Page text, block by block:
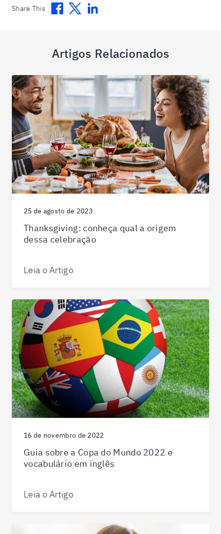
Share This Facebook
TwitterLinkedin
Artigos Relacionados
25 de agosto de 2023
Thanksgiving: conheça qual a origem
dessa celebração
Leia o Artigo
16 de novembro de 2022
Guia sobre a Copa do Mundo 2022 e
vocabulário em inglês
Leia o Artigo